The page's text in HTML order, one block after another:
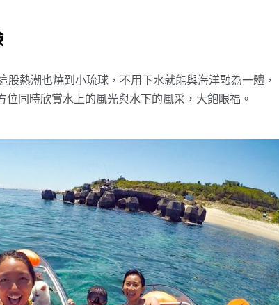
熱潮也燒到小琉球，不用下水就能與海洋融為一體，
同時欣賞水上的風光與水下的風采，大飽眼福。